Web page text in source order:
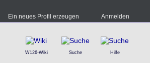
Ein neues Profil erzeugen Anmelden
W126-Wiki Suche Hilfe